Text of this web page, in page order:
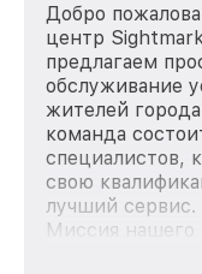
Добро
центр
предлагаем
обслуживание
жителей
команда
специалистов,
свою
лучший сервис.
Миссия нашего
качественный